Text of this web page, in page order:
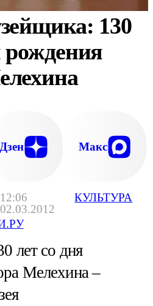
12:06
02.03.2012
КУЛЬТУРА
130
рождения
Дзен Макс
лет со дня
Мелехина –